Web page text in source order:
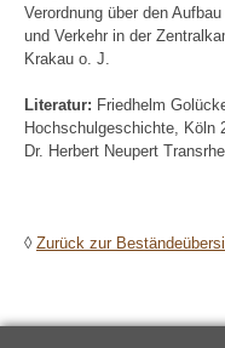
Verordnung über den
und Verkehr in der
Krakau o. J.
Literatur: Friedhelm
Hochschulgeschichte, Köln
Dr. Herbert Neupert
◊ Zurück zur